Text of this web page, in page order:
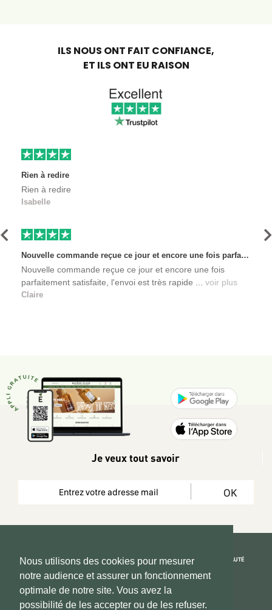
Nous utilisons des cookies pour mesurer
notre audience et assurer un fonctionnement
optimale de notre site. Vous avez la
possibilité de les accepter ou de les refuser.
ILS NOUS ONT FAIT CONFIANCE,
ET ILS ONT EU RAISON
Rien à redire
Rien à redire
Isabelle
Nouvelle commande reçue ce jour et encore une fois parfaitement satisfaite, l'envoi est très rapide et les produits sont toujours conditionnés de manière personnalisés. L'avantage de commander auprès de créateurs indépendants.
Nouvelle commande reçue ce jour et encore une fois
parfaitement satisfaite, l'envoi est très rapide ... voir plus
Claire
Précédent
Je veux tout savoir
OK
Copyright 2026 © www.hadeen-place.fr
Based on Kate&You MarketPlace’ solution
REJOIGNEZ LA COMMUNAUTÉ